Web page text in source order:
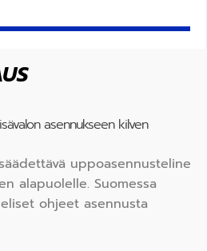
asennukseen kilven
uppoasennusteline
alapuolelle. Suomessa
ohjeet asennusta